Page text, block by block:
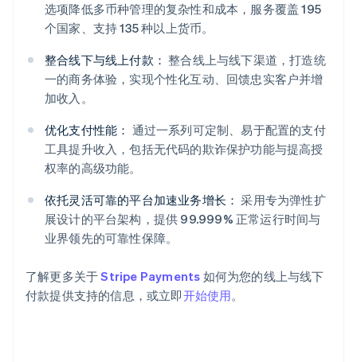
选项降低多币种管理的复杂性和成本，服务覆盖 195
个国家、支持 135 种以上货币。
整合线下与线上付款： 整合线上与线下渠道，打造统
一的商务体验，实现个性化互动、回馈忠实客户并增
加收入。
优化支付性能： 通过一系列可定制、易于配置的支付
工具提升收入，包括无代码的欺诈保护功能与提高授
权率的高级功能。
依托灵活可靠的平台加速业务增长： 采用专为弹性扩
展设计的平台架构，提供 99.999% 正常运行时间与
业界领先的可靠性保障。
了解更多关于Stripe Payments 如何为您的线上与线下
付款提供支持的信息，或立即开始使用。
English
爱尔兰
English
English
奥地利
Deutsch English
澳大利亚
巴西
PortuguêsEnglish